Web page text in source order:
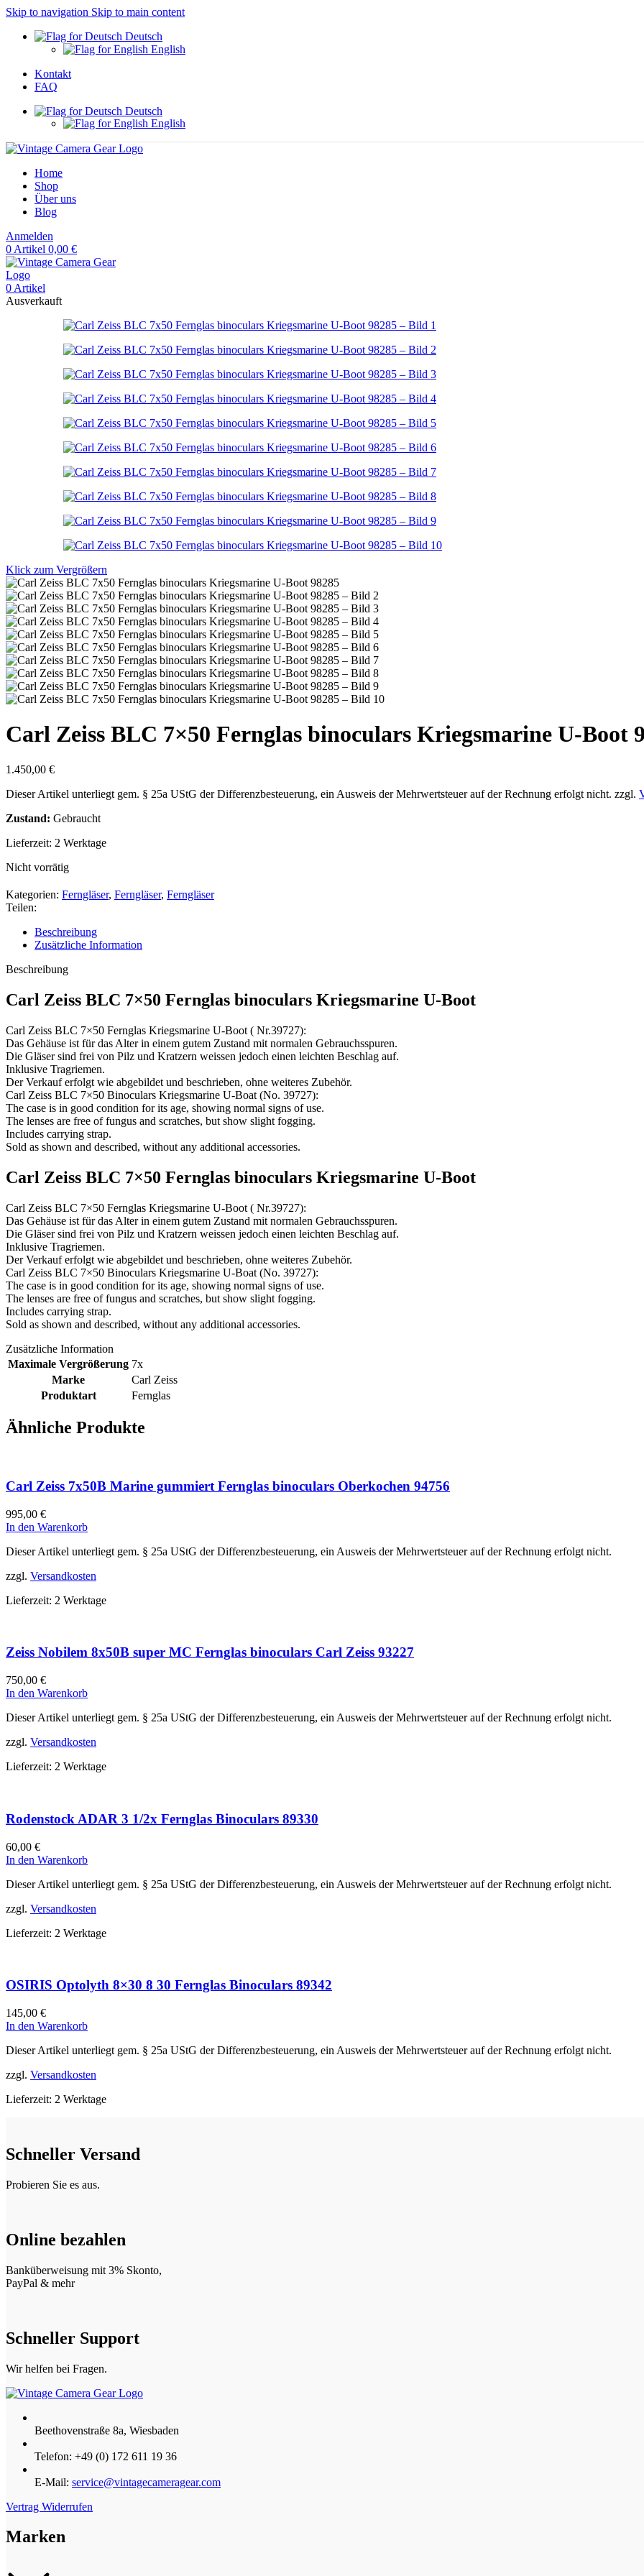
Skip to navigation Skip to main content
Deutsch
English
Kontakt
FAQ
Deutsch
English
Home
Shop
Über uns
Blog
Anmelden
0 Artikel 0,00 €
0 Artikel
Ausverkauft
Klick zum Vergrößern
Carl Zeiss BLC 7×50 Fernglas binoculars Kriegsmarine U-Boot
1.450,00 €
Dieser Artikel unterliegt gem. § 25a UStG der Differenzbesteuerung, ein Ausweis der Mehrwertsteuer auf der Rechnung erfolgt nicht. zzgl.
Zustand: Gebraucht
Lieferzeit: 2 Werktage
Nicht vorrätig
Kategorien: Ferngläser, Ferngläser, Ferngläser
Teilen:
Beschreibung
Zusätzliche Information
Beschreibung
Carl Zeiss BLC 7×50 Fernglas binoculars Kriegsmarine U-Boot
Carl Zeiss BLC 7×50 Fernglas Kriegsmarine U-Boot ( Nr.39727):
Das Gehäuse ist für das Alter in einem gutem Zustand mit normalen Gebrauchsspuren.
Die Gläser sind frei von Pilz und Kratzern weissen jedoch einen leichten Beschlag auf.
Inklusive Tragriemen.
Der Verkauf erfolgt wie abgebildet und beschrieben, ohne weiteres Zubehör.
Carl Zeiss BLC 7×50 Binoculars Kriegsmarine U-Boat (No. 39727):
The case is in good condition for its age, showing normal signs of use.
The lenses are free of fungus and scratches, but show slight fogging.
Includes carrying strap.
Sold as shown and described, without any additional accessories.
Carl Zeiss BLC 7×50 Fernglas binoculars Kriegsmarine U-Boot
Carl Zeiss BLC 7×50 Fernglas Kriegsmarine U-Boot ( Nr.39727):
Das Gehäuse ist für das Alter in einem gutem Zustand mit normalen Gebrauchsspuren.
Die Gläser sind frei von Pilz und Kratzern weissen jedoch einen leichten Beschlag auf.
Inklusive Tragriemen.
Der Verkauf erfolgt wie abgebildet und beschrieben, ohne weiteres Zubehör.
Carl Zeiss BLC 7×50 Binoculars Kriegsmarine U-Boat (No. 39727):
The case is in good condition for its age, showing normal signs of use.
The lenses are free of fungus and scratches, but show slight fogging.
Includes carrying strap.
Sold as shown and described, without any additional accessories.
Zusätzliche Information
Maximale Vergrößerung 7x
Marke
Carl Zeiss
Produktart
Fernglas
Ähnliche Produkte
Carl Zeiss 7x50B Marine gummiert Fernglas binoculars Oberkochen 94756
995,00 €
In den Warenkorb
Dieser Artikel unterliegt gem. § 25a UStG der Differenzbesteuerung, ein Ausweis der Mehrwertsteuer auf der Rechnung erfolgt nicht.
zzgl. Versandkosten
Lieferzeit: 2 Werktage
Zeiss Nobilem 8x50B super MC Fernglas binoculars Carl Zeiss 93227
750,00 €
In den Warenkorb
Dieser Artikel unterliegt gem. § 25a UStG der Differenzbesteuerung, ein Ausweis der Mehrwertsteuer auf der Rechnung erfolgt nicht.
zzgl. Versandkosten
Lieferzeit: 2 Werktage
Rodenstock ADAR 3 1/2x Fernglas Binoculars 89330
60,00 €
In den Warenkorb
Dieser Artikel unterliegt gem. § 25a UStG der Differenzbesteuerung, ein Ausweis der Mehrwertsteuer auf der Rechnung erfolgt nicht.
zzgl. Versandkosten
Lieferzeit: 2 Werktage
OSIRIS Optolyth 8×30 8 30 Fernglas Binoculars 89342
145,00 €
In den Warenkorb
Dieser Artikel unterliegt gem. § 25a UStG der Differenzbesteuerung, ein Ausweis der Mehrwertsteuer auf der Rechnung erfolgt nicht.
zzgl. Versandkosten
Lieferzeit: 2 Werktage
Schneller Versand
Probieren Sie es aus.
Online bezahlen
Banküberweisung mit 3% Skonto,
PayPal & mehr
Schneller Support
Wir helfen bei Fragen.
Beethovenstraße 8a, Wiesbaden
Telefon: +49 (0) 172 611 19 36
E-Mail: service@vintagecameragear.com
Vertrag Widerrufen
Marken